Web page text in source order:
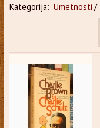
Kategorija: Umetnosti /